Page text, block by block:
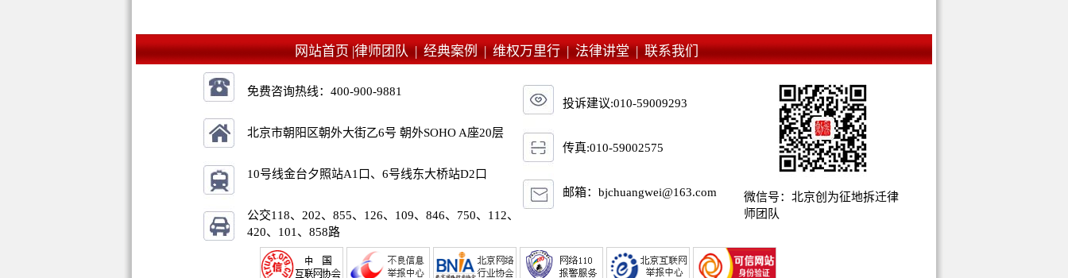
网站首页 |律师团队 |经典案例 |维权万里行 |法律讲堂 |联系我们
免费咨询热线：400-900-9881
北京市朝阳区朝外大街乙6号 朝外SOHO A座20层
10号线金台夕照站A1口、6号线东大桥站D2口
公交118、202、855、126、109、846、750、112、
420、101、858路
投诉建议:010-59009293
传真:010-59002575
邮箱：bjchuangwei@163.com
微信号：北京创为征地拆迁律
师团队